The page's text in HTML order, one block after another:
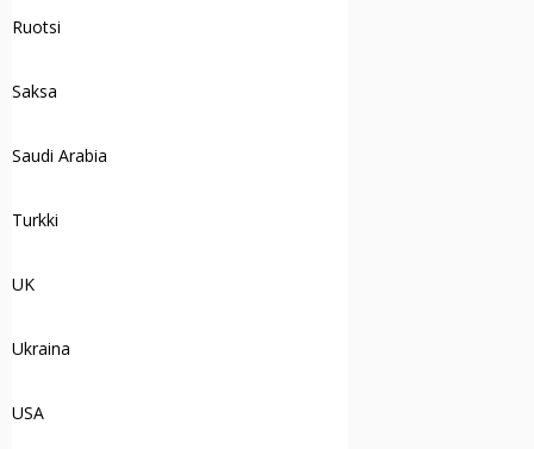
Ruotsi
Saksa
Saudi Arabia
Turkki
UK
Ukraina
USA